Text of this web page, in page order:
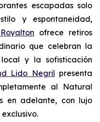
escapadas solo
y espontaneidad,
ofrece retiros
que celebran la
y la sofisticación
Lido Negril presenta
al Natural
en adelante, con lujo